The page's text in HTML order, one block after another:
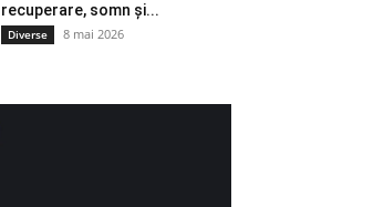
recuperare, somn și...
Diverse 8 mai 2026